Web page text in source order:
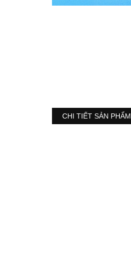
CHI TIẾT SẢN PHẨM